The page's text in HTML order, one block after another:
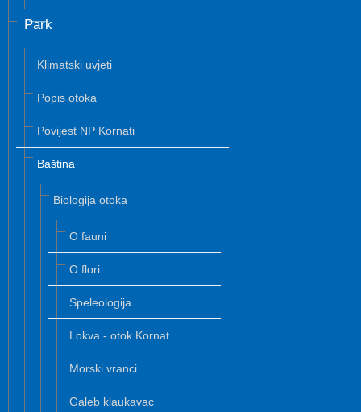
Park
Klimatski uvjeti
Popis otoka
Povijest NP Kornati
Baština
Biologija otoka
O fauni
O flori
Speleologija
Lokva - otok Kornat
Morski vranci
Galeb klaukavac